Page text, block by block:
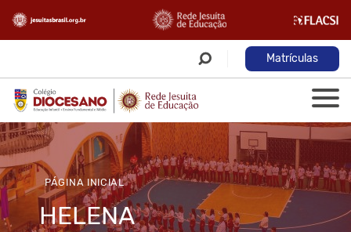
Matrículas
PÁGINA INICIAL
HELENA